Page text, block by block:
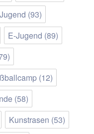
(93)
E-Jugend (89)
(12)
(58)
Kunstrasen (53)